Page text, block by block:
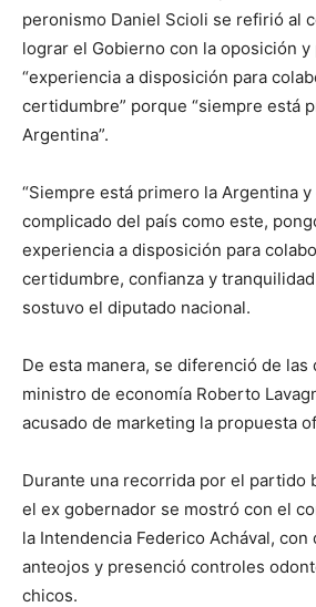
peronismo Daniel Scioli se refirió al
lograr el Gobierno con la oposición y
“experiencia a disposición para
certidumbre” porque “siempre está
Argentina”.
“Siempre está primero la Argentina
complicado del país como este,
experiencia a disposición para
certidumbre, confianza y
sostuvo el diputado nacional.
De esta manera, se diferenció de
ministro de economía Roberto
acusado de marketing la propuesta
Durante una recorrida por el partido
el ex gobernador se mostró con el
la Intendencia Federico Achával,
anteojos y presenció controles
chicos.